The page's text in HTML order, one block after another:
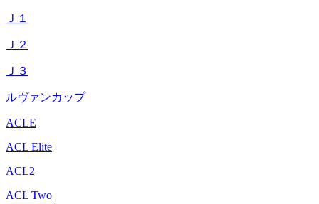
Ｊ１
Ｊ２
Ｊ３
ルヴァンカップ
ACLE
ACL Elite
ACL2
ACL Two